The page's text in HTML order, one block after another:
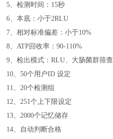
5、检测时间：15秒
6、本底：小于2RLU
7、相对标准偏差：小于10%
8、ATP回收率：90-110%
9、检出模式：RLU、大肠菌群筛查
10、50个用户ID 设定
11、20个检测组
12、251个上下限设定
13、2000个记忆储存
14、自动判断合格